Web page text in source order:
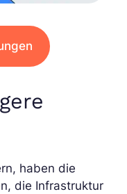
haben die
die Infrastruktur